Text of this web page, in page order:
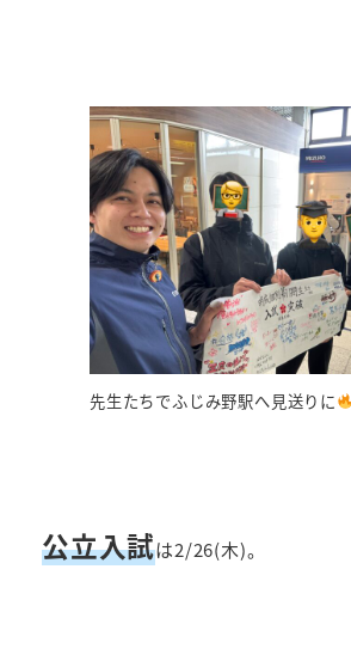
先生たちでふじみ野駅へ見送りに
公立入試は2/26(木)。